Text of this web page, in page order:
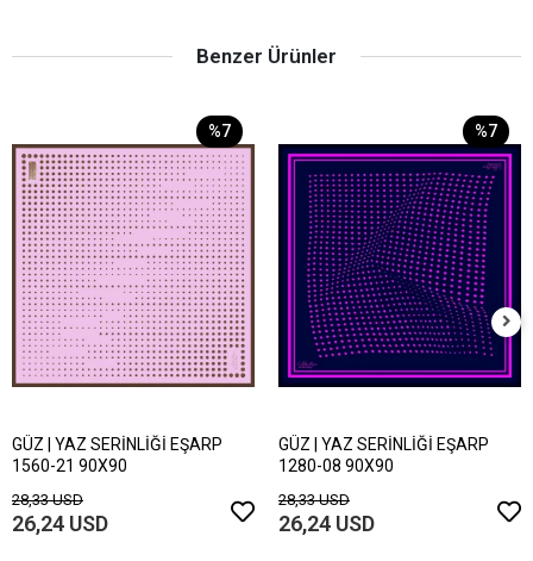
Benzer Ürünler
%7
GÜZ | YAZ SERİNLİĞİ EŞARP
1560-21 90X90
28,33 USD
26,24 USD
%7
GÜZ | YAZ SERİNLİĞİ EŞARP
1280-08 90X90
28,33 USD
26,24 USD